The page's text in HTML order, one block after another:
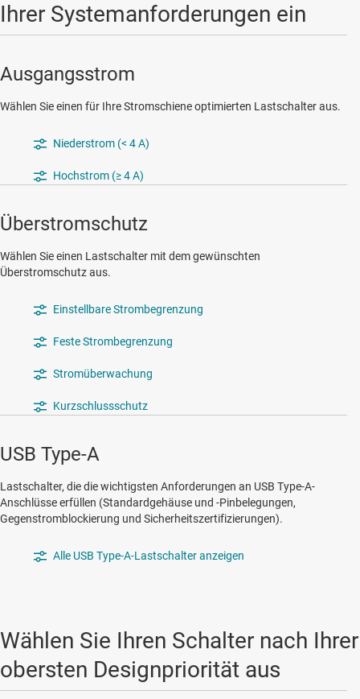
Ihrer Systemanforderungen ein
Ausgangsstrom
Wählen Sie einen für Ihre Stromschiene optimierten Lastschalter aus.
Niederstrom (< 4 A)
Hochstrom (≥ 4 A)
Überstromschutz
Wählen Sie einen Lastschalter mit dem gewünschten
Überstromschutz aus.
Einstellbare Strombegrenzung
Feste Strombegrenzung
Stromüberwachung
Kurzschlussschutz
USB Type-A
Lastschalter, die die wichtigsten Anforderungen an USB Type-A-
Anschlüsse erfüllen (Standardgehäuse und -Pinbelegungen,
Gegenstromblockierung und Sicherheitszertifizierungen).
Alle USB Type-A-Lastschalter anzeigen
Wählen Sie Ihren Schalter nach Ihrer
obersten Designpriorität aus